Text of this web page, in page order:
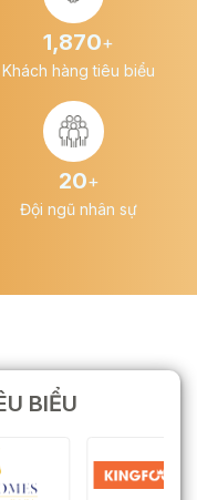
2,579+
Khách hàng tiêu biểu
27+
Đội ngũ nhân sự
BIỂU